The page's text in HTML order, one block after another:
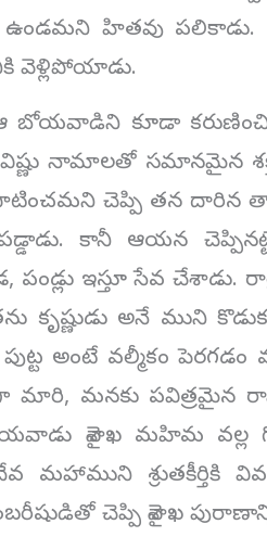
ఉండమని హితవు పలికాడు.
వెళ్లిపోయాడు.
బోయవాడిని కూడా
నామాలతో సమానమైన
పాటించమని చెప్పి తన
కానీ ఆయన
పండ్లు ఇస్తూ సేవ
కృష్ణుడు అనే ముని
అంటే వల్మీకం
మారి, మనకు
వైశాఖ మహిమ
మహాముని శ్రుతకీర్తికి
చెప్పి వైశాఖ